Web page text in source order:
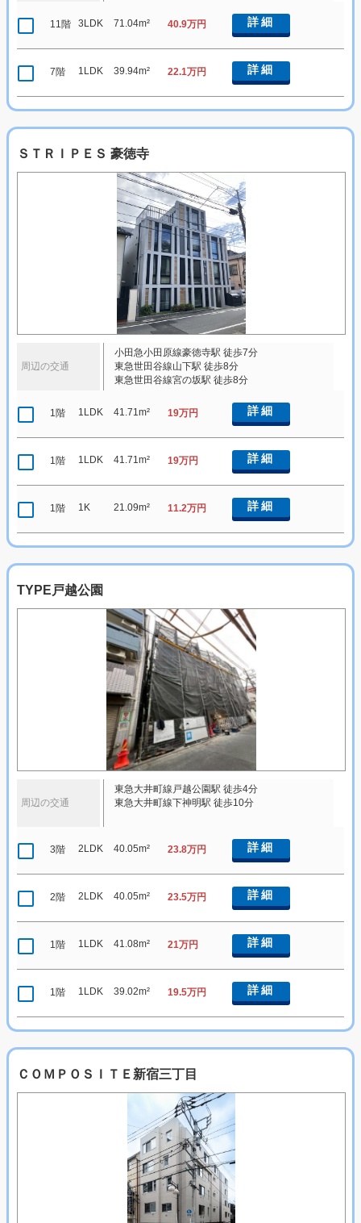
11階 3LDK 71.04m² 40.9万円 詳細
7階 1LDK 39.94m² 22.1万円 詳細
ＳＴＲＩＰＥＳ 豪徳寺
周辺の交通
小田急小田原線豪徳寺駅 徒歩7分
東急世田谷線山下駅 徒歩8分
東急世田谷線宮の坂駅 徒歩8分
1階 1LDK 41.71m² 19万円 詳細
1階 1LDK 41.71m² 19万円 詳細
1階 1K 21.09m² 11.2万円 詳細
TYPE戸越公園
周辺の交通
東急大井町線戸越公園駅 徒歩4分
東急大井町線下神明駅 徒歩10分
3階 2LDK 40.05m² 23.8万円 詳細
2階 2LDK 40.05m² 23.5万円 詳細
1階 1LDK 41.08m² 21万円 詳細
1階 1LDK 39.02m² 19.5万円 詳細
ＣＯＭＰＯＳＩＴＥ新宿三丁目